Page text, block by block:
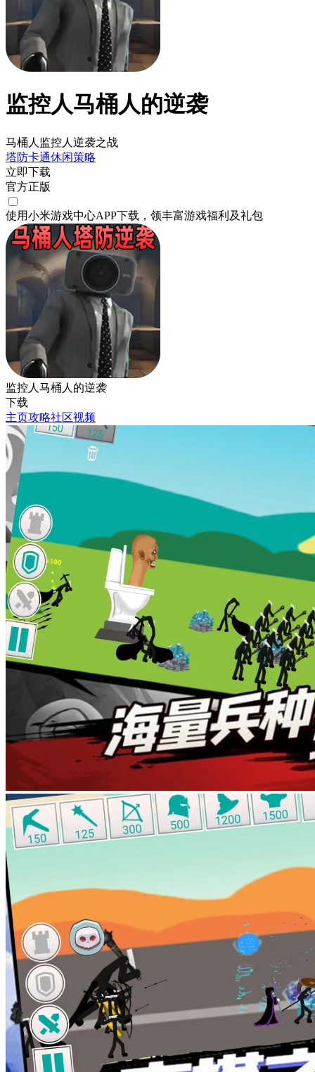
监控人马桶人的逆袭
马桶人监控人逆袭之战
塔防卡通休闲策略
立即下载
官方正版
使用小米游戏中心APP下载 ，领丰富游戏福利 及礼包
监控人马桶人的逆袭
下载
主页攻略社区视频